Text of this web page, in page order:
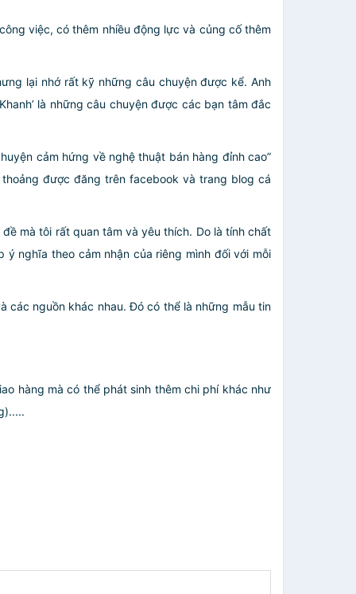
việc, có thêm nhiều động lực và củng cố thêm
lại nhớ rất kỹ những câu chuyện được kể. Anh
là những câu chuyện được các bạn tâm đắc
cảm hứng về nghệ thuật bán hàng đỉnh cao”
được đăng trên facebook và trang blog cá
mà tôi rất quan tâm và yêu thích. Do là tính chất
nghĩa theo cảm nhận của riêng mình đối với mỗi
các nguồn khác nhau. Đó có thể là những mẫu tin
hàng mà có thể phát sinh thêm chi phí khác như